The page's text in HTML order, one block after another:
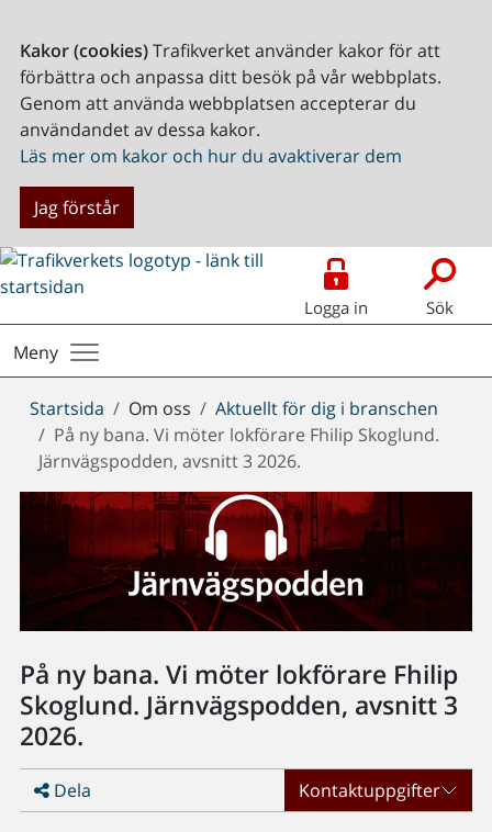
Kakor (cookies)Trafikverket använder kakor för att
förbättra och anpassa ditt besök på vår webbplats.
Genom att använda webbplatsen accepterar du
användandet av dessa kakor.
Läs mer om kakor och hur du avaktiverar dem
Jag förstår
Logga in Sök
Meny
Du
är
här:
Startsida Om oss
Aktuellt för dig i branschen
På ny bana. Vi möter lokförare Fhilip Skoglund.
Järnvägspodden, avsnitt 3 2026.
På ny bana. Vi möter lokförare Fhilip
Skoglund. Järnvägspodden, avsnitt 3
2026.
Dela Kontaktuppgifter